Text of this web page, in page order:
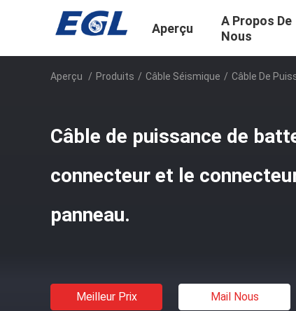
Aperçu
A Propos De
Nous
Aperçu / Produits / Câble Séismique / Câble De
Câble de puissance de
connecteur et le
panneau.
Meilleur Prix Mail Nous